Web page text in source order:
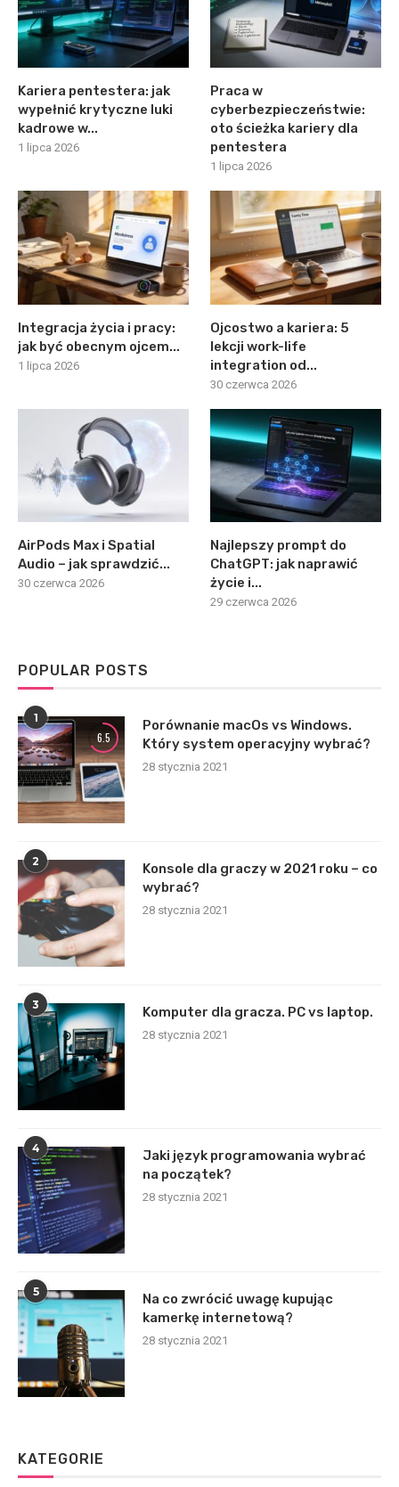
Kariera pentestera: jak
wypełnić krytyczne luki
kadrowe w...
1 lipca 2026
Praca w
cyberbezpieczeństwie:
oto ścieżka kariery dla
pentestera
1 lipca 2026
Integracja życia i pracy:
jak być obecnym ojcem...
1 lipca 2026
Ojcostwo a kariera: 5
lekcji work-life
integration od...
30 czerwca 2026
AirPods Max i Spatial
Audio – jak sprawdzić...
30 czerwca 2026
Najlepszy prompt do
ChatGPT: jak naprawić
życie i...
29 czerwca 2026
POPULAR POSTS
1
6.5
Porównanie macOs vs Windows.
Który system operacyjny wybrać?
28 stycznia 2021
2
Konsole dla graczy w 2021 roku – co
wybrać?
28 stycznia 2021
3
Komputer dla gracza. PC vs laptop.
28 stycznia 2021
4
Jaki język programowania wybrać
na początek?
28 stycznia 2021
5
Na co zwrócić uwagę kupując
kamerkę internetową?
28 stycznia 2021
KATEGORIE